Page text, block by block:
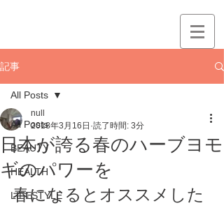
記事
All Posts
BEAUTY
HEALTH
LIFESTYLE
All Posts
日本が誇る春のハーブヨモ
ギのパワーを
null
2018年3月16日 読了時間: 3分
春になるとオススメした